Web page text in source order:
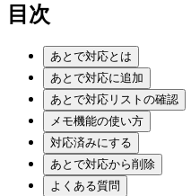
目次
あとで対応とは
あとで対応に追加
あとで対応リストの確認
メモ機能の使い方
対応済みにする
あとで対応から削除
よくある質問